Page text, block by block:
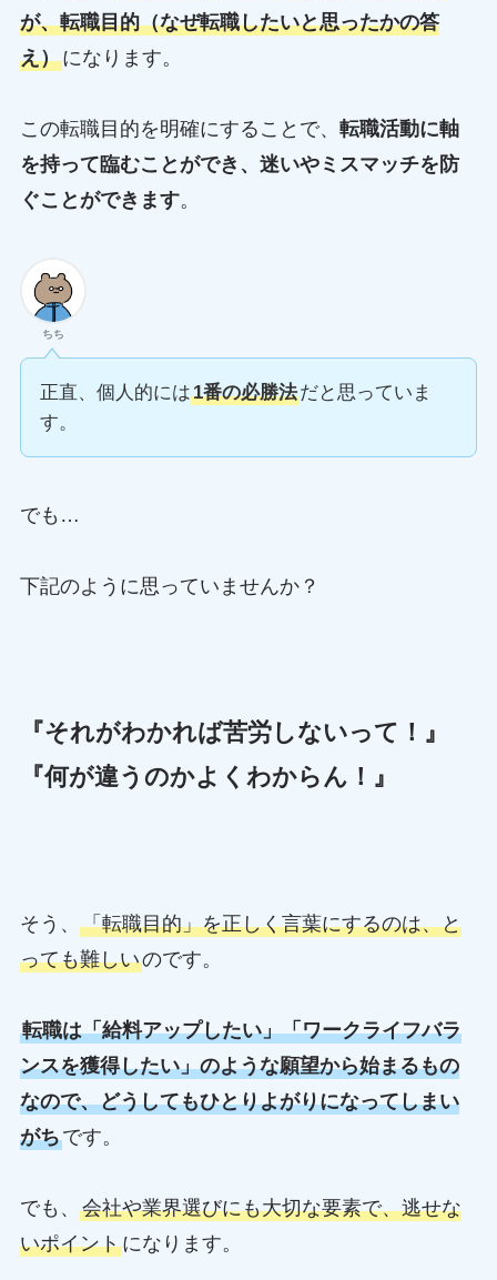
が、転職目的（なぜ転職したいと思ったかの答
え）になります。
この転職目的を明確にすることで、 転職活動に軸
を持って臨むことができ、迷いやミスマッチを防
ぐことができます。
ちち
正直、個人的には1番の必勝法だと思っていま
す。
でも…
下記のように思っていませんか？
『それがわかれば苦労しないって！』
『何が違うのかよくわからん！』
そう、 「転職目的」を正しく言葉にするのは、と
っても難しいのです。
転職は「給料アップしたい」「ワークライフバラ
ンスを獲得したい」のような願望から始まるもの
なので、どうしてもひとりよがりになってしまい
がちです。
でも、 会社や業界選びにも大切な要素で、逃せな
いポイントになります。